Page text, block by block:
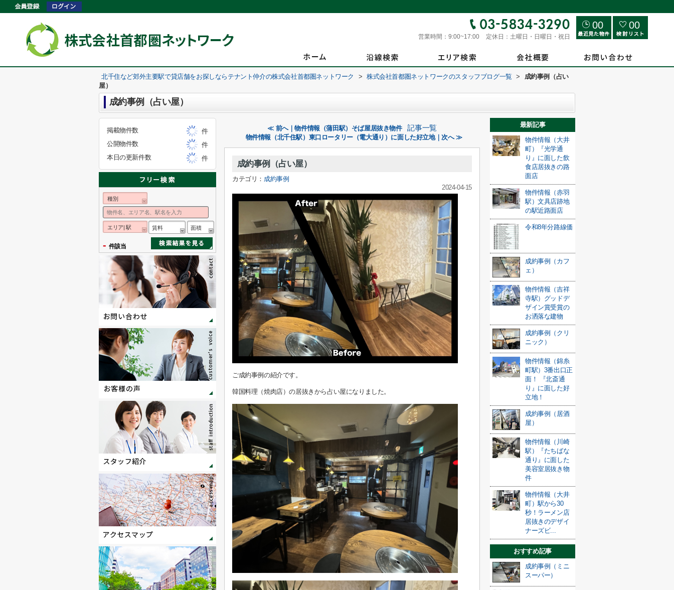
営業時間： 9:00~17:00 定休日： 土曜日・日曜日・祝日
00 00
北千住など郊外主要駅で貸店舗をお探しならテナント仲介の株式会社首都圏ネットワーク > 株式会社首都圏ネットワークのスタッフブログ一覧 >
成約事例（占い
屋）
成約事例（占い屋）
≪ 前へ｜物件情報（蒲田駅）そば屋居抜き物件 記事一覧
物件情報（北千住駅）東口ロータリー（電大通り）に面した好立地｜次へ ≫
成約事例（占い屋）
カテゴリ： 成約事例
2024-04-15
ご成約事例の紹介です。
韓国料理（焼肉店）の居抜きから占い屋になりました。
最新記事
物件情報（大井
町）『光学通
り』に面した飲
食店居抜きの路
面店
物件情報（赤羽
駅）文具店跡地
の駅近路面店
令和8年分路線価
成約事例（カフ
ェ）
物件情報（吉祥
寺駅）グッドデ
ザイン賞受賞の
お洒落な建物
成約事例（クリ
ニック）
物件情報（錦糸
町駅）3番出口正
面！ 『北斎通
り』に面した好
立地！
成約事例（居酒
屋）
物件情報（川崎
駅）『たちばな
通り』に面した
美容室居抜き物
件
物件情報（大井
町）駅から30
秒！ラーメン店
居抜きのデザイ
ナーズビ...
おすすめ記事
成約事例（ミニ
スーパー）
掲載物件数
件
公開物件数
件
本日の更新件数
件
種別
エリア| 駅 賃料 面積
- 件該当